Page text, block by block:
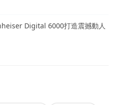
Digital 6000打造震撼動人